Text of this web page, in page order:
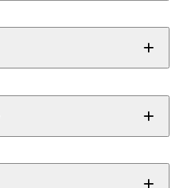
Accesso riservato